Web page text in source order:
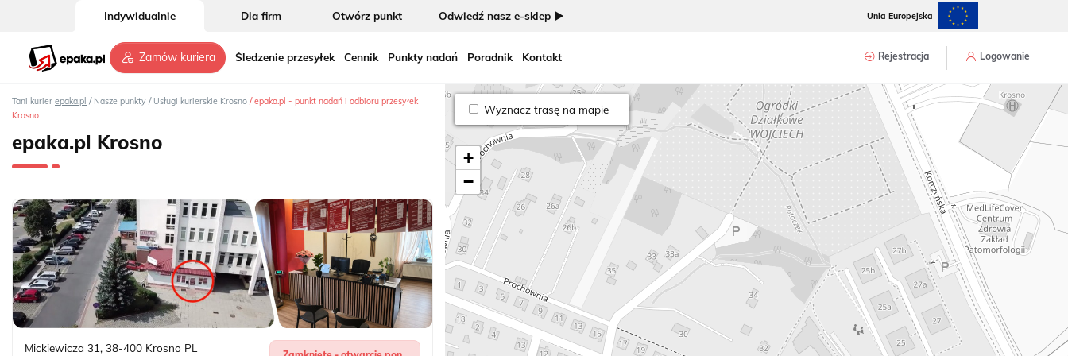
Indywidualnie Dla firm Otwórz punkt Odwiedź nasz e-sklep ► Unia Europejska
Zamów kuriera Śledzenie przesyłek Cennik Punkty nadań Poradnik Kontakt Rejestracja Logowanie
Tani kurier epaka.pl / Nasze punkty / Usługi kurierskie Krosno / epaka.pl - punkt nadań i odbioru przesyłek
Krosno
epaka.pl Krosno
Mickiewicza 31 , 38-400 Krosno PL
Wyznacz trasę na mapie
+
−